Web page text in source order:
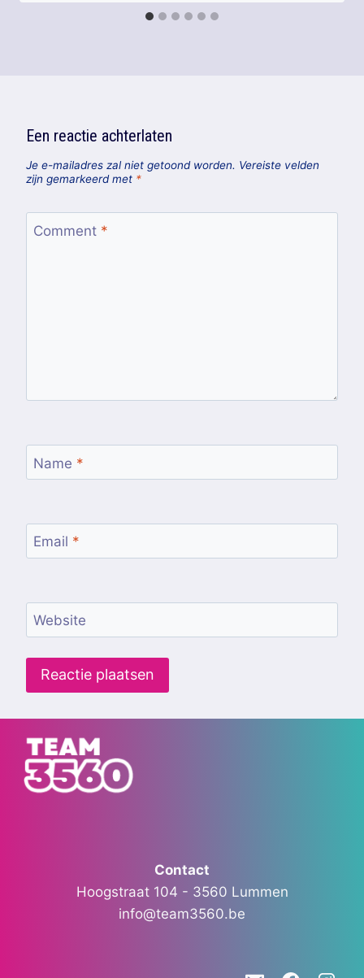
Een reactie achterlaten
Je e-mailadres zal niet getoond worden. Vereiste velden
zijn gemarkeerd met *
Comment *
Name *
Email *
Website
Contact
Hoogstraat 104 - 3560 Lummen
info@team3560.be